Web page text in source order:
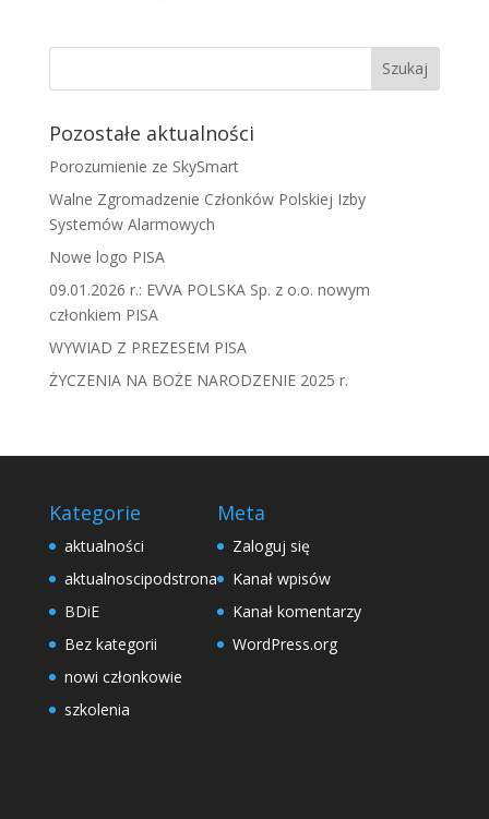
Pozostałe aktualności
Porozumienie ze SkySmart
Walne Zgromadzenie Członków Polskiej Izby
Systemów Alarmowych
Nowe logo PISA
09.01.2026 r.: EVVA POLSKA Sp. z o.o. nowym
członkiem PISA
WYWIAD Z PREZESEM PISA
ŻYCZENIA NA BOŻE NARODZENIE 2025 r.
Kategorie
aktualności
aktualnoscipodstrona
BDiE
Bez kategorii
nowi członkowie
szkolenia
Meta
Zaloguj się
Kanał wpisów
Kanał komentarzy
WordPress.org